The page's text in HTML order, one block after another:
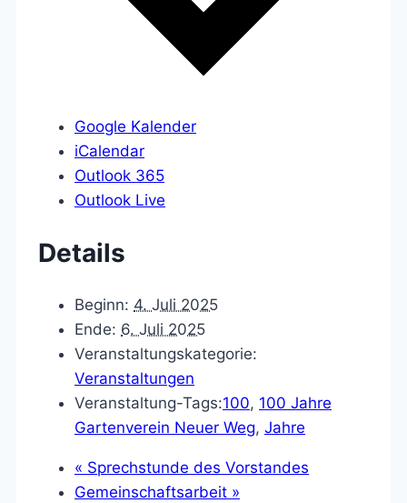
Google Kalender
iCalendar
Outlook 365
Outlook Live
Details
Beginn: 4. Juli 2025
Ende: 6. Juli 2025
Veranstaltungskategorie:
Veranstaltungen
Veranstaltung-Tags:100, 100 Jahre
Gartenverein Neuer Weg, Jahre
« Sprechstunde des Vorstandes
Gemeinschaftsarbeit »